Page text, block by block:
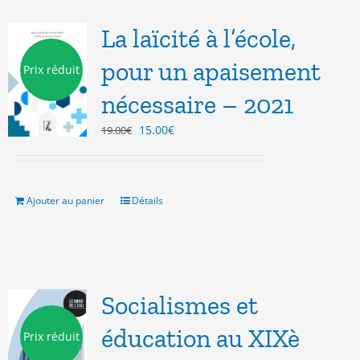
Prix réduit
La laïcité à l’école,
pour un apaisement
nécessaire – 2021
19.00€ Le
19.00€.
15.00€Le
Ajouter au panier Détails
Prix réduit
Socialismes et
éducation au XIXè